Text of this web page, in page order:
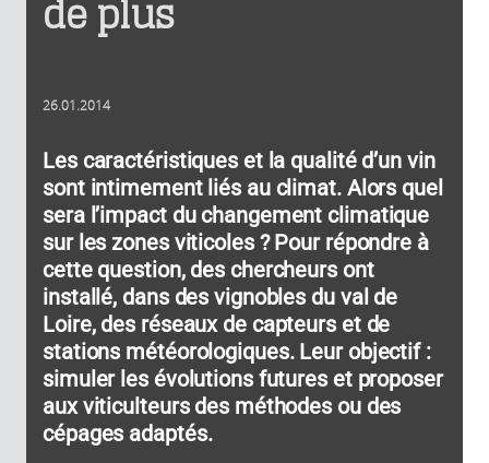
de plus
26.01.2014
Les caractéristiques et la qualité d’un vin
sont intimement liés au climat. Alors quel
sera l’impact du changement climatique
sur les zones viticoles ? Pour répondre à
cette question, des chercheurs ont
installé, dans des vignobles du val de
Loire, des réseaux de capteurs et de
stations météorologiques. Leur objectif :
simuler les évolutions futures et proposer
aux viticulteurs des méthodes ou des
cépages adaptés.